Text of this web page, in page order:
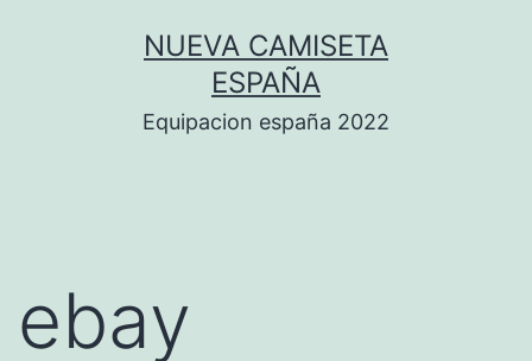
NUEVA CAMISETA
ESPAÑA
Equipacion españa 2022
ebay